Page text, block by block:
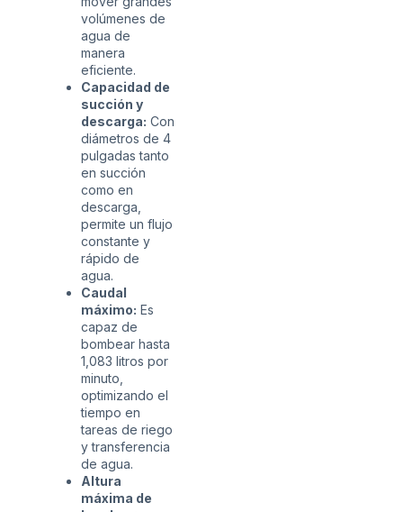
volúmenes de
agua de
manera
eficiente.
Capacidad de
succión y
descarga: Con
diámetros de 4
pulgadas tanto
en succión
como en
descarga,
permite un flujo
constante y
rápido de
agua.
Caudal
máximo: Es
capaz de
bombear hasta
1,083 litros por
minuto,
optimizando el
tiempo en
tareas de riego
y transferencia
de agua.
Altura
máxima de